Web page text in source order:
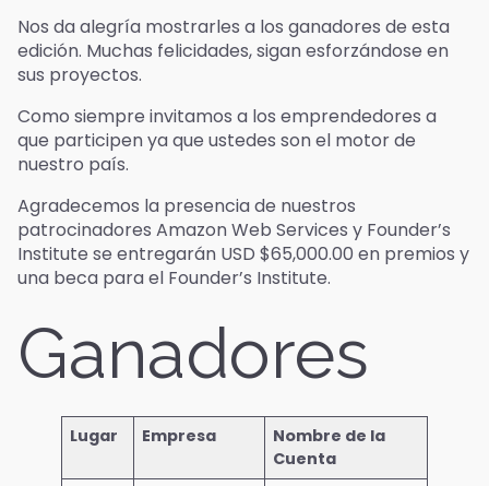
Nos da alegría mostrarles a los ganadores de esta
edición. Muchas felicidades, sigan esforzándose en
sus proyectos.
Como siempre invitamos a los emprendedores a
que participen ya que ustedes son el motor de
nuestro país.
Agradecemos la presencia de nuestros
patrocinadores Amazon Web Services y Founder’s
Institute se entregarán USD $65,000.00 en premios y
una beca para el Founder’s Institute.
Ganadores
Lugar Empresa
Nombre de la
Cuenta